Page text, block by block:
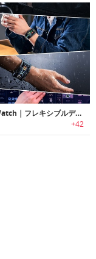
Nubia Watch｜フレキシブルディスプレイ搭載スマートウォッチ「ヌビアウォッチ」
+42